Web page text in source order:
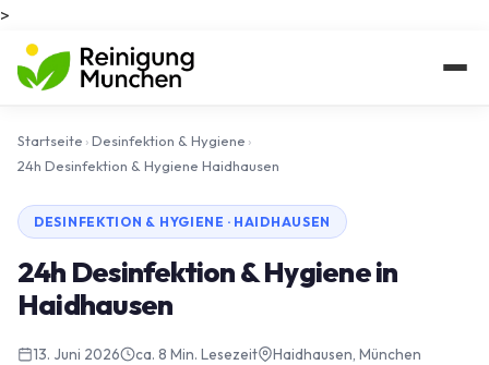
>
Startseite ›Desinfektion & Hygiene ›
24h Desinfektion & Hygiene Haidhausen
DESINFEKTION & HYGIENE · HAIDHAUSEN
24h Desinfektion & Hygiene in
Haidhausen
13. Juni 2026 ca. 8 Min. Lesezeit
Haidhausen, München